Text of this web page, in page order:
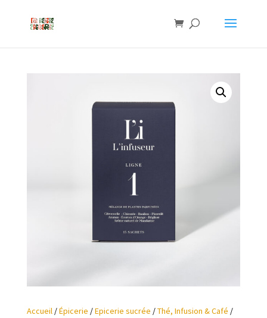
Accueil/Épicerie /Epicerie sucrée /Thé, Infusion & Café /